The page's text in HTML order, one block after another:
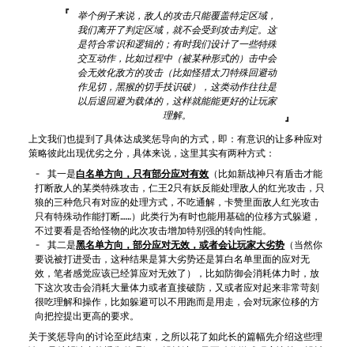
举个例子来说，敌人的攻击只能覆盖特定区域，
我们离开了判定区域，就不会受到攻击判定。这
是符合常识和逻辑的；有时我们设计了一些特殊
交互动作，比如过程中（被某种形式的）击中会
会无效化敌方的攻击（比如怪猎太刀特殊回避动
作见切，黑猴的切手技识破），这类动作往往是
以后退回避为载体的，这样就能能更好的让玩家
理解。
上文我们也提到了具体达成奖惩导向的方式，即：有意识的让多种应对
策略彼此出现优劣之分，具体来说，这里其实有两种方式：
其一是白名单方向，只有部分应对有效（比如新战神只有盾击才能
打断敌人的某类特殊攻击，仁王2只有妖反能处理敌人的红光攻击，只
狼的三种危只有对应的处理方式，不吃通解，卡赞里面敌人红光攻击
只有特殊动作能打断……）此类行为有时也能用基础的位移方式躲避，
不过要看是否给怪物的此次攻击增加特别强的转向性能。
其二是黑名单方向，部分应对无效，或者会让玩家大劣势 （当然你
要说被打进受击，这种结果是算大劣势还是算白名单里面的应对无
效，笔者感觉应该已经算应对无效了），比如防御会消耗体力时，放
下这次攻击会消耗大量体力或者直接破防，又或者应对起来非常苛刻
很吃理解和操作，比如躲避可以不用跑而是用走，会对玩家位移的方
向把控提出更高的要求。
关于奖惩导向的讨论至此结束，之所以花了如此长的篇幅先介绍这些理